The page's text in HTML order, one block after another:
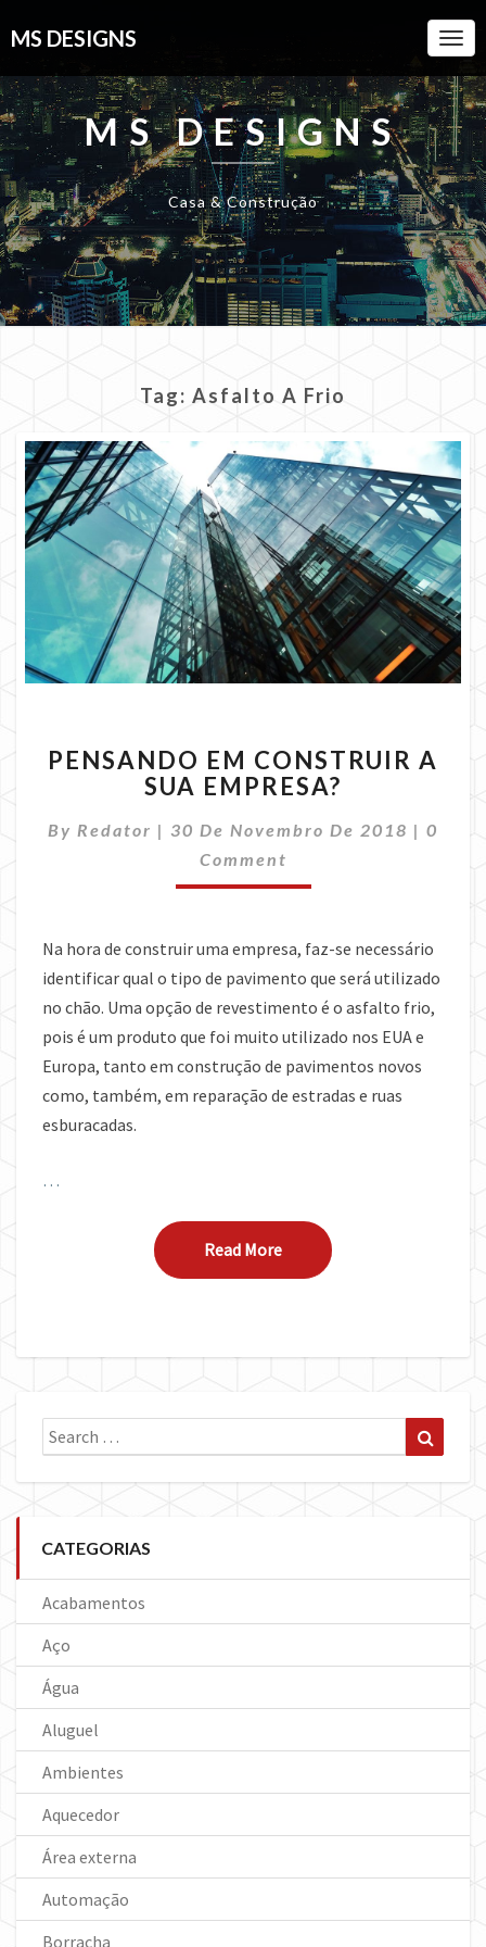
MS DESIGNS
MS DESIGNS
Casa & Construção
Tag: Asfalto A Frio
EM
CONSTRUIR
SUA
EMPRESA?
PENSANDO EM CONSTRUIR A
SUA EMPRESA?
By Redator | 30 De Novembro De 2018 | 0
Comment
Na hora de construir uma empresa, faz-se necessário
identificar qual o tipo de pavimento que será utilizado
no chão. Uma opção de revestimento é o asfalto frio,
pois é um produto que foi muito utilizado nos EUA e
Europa, tanto em construção de pavimentos novos
como, também, em reparação de estradas e ruas
esburacadas.
…
Read MoreRead More
Search
for:
CATEGORIAS
Acabamentos
Aço
Água
Aluguel
Ambientes
Aquecedor
Área externa
Automação
Borracha